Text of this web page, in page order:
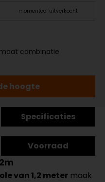
momenteel uitverkocht
combinatie
hoogte
Specificaties
Voorraad
van 1,2 meter maak